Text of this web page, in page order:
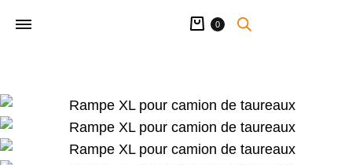
Panier
0